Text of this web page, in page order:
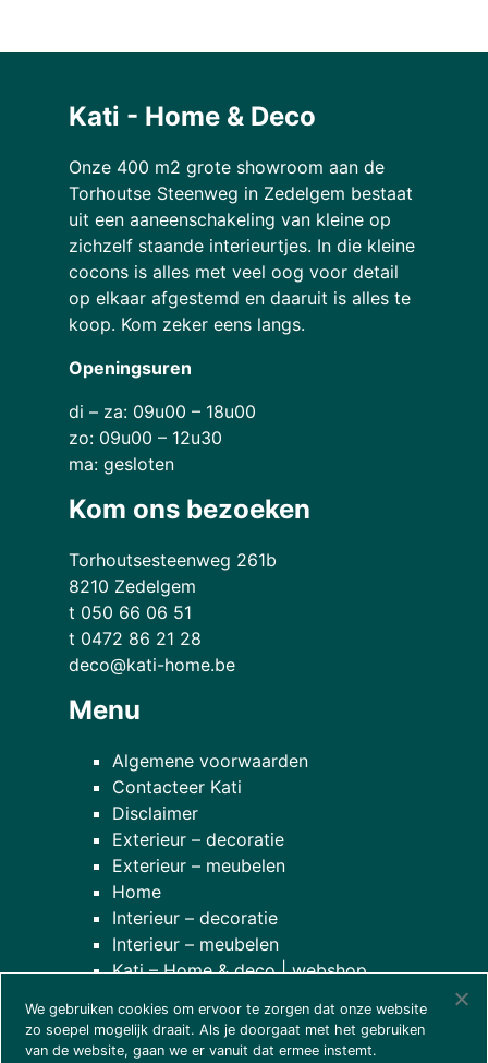
Kati - Home & Deco
Onze 400 m2 grote showroom aan de
Torhoutse Steenweg in Zedelgem bestaat
uit een aaneenschakeling van kleine op
zichzelf staande interieurtjes. In die kleine
cocons is alles met veel oog voor detail
op elkaar afgestemd en daaruit is alles te
koop. Kom zeker eens langs.
Openingsuren
di – za: 09u00 – 18u00
zo: 09u00 – 12u30
ma: gesloten
Kom ons bezoeken
Torhoutsesteenweg 261b
8210 Zedelgem
t 050 66 06 51
t 0472 86 21 28
deco@kati-home.be
Menu
Algemene voorwaarden
Contacteer Kati
Disclaimer
Exterieur – decoratie
Exterieur – meubelen
Home
Interieur – decoratie
Interieur – meubelen
Kati – Home & deco | webshop
over onze winkel
We gebruiken cookies om ervoor te zorgen dat onze website
zo soepel mogelijk draait. Als je doorgaat met het gebruiken
van de website, gaan we er vanuit dat ermee instemt.